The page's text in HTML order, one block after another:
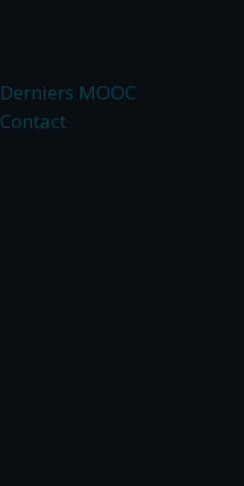
Derniers MOOC
Contact